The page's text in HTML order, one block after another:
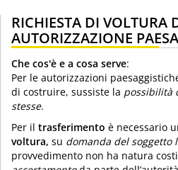
RICHIESTA DI VOLTURA
AUTORIZZAZIONE
Che cos'è e a cosa serve:
Per le autorizzazioni
di costruire, sussiste la possibilità
stesse.
Per il trasferimento è necessario
voltura, su domanda del soggetto
provvedimento non ha natura